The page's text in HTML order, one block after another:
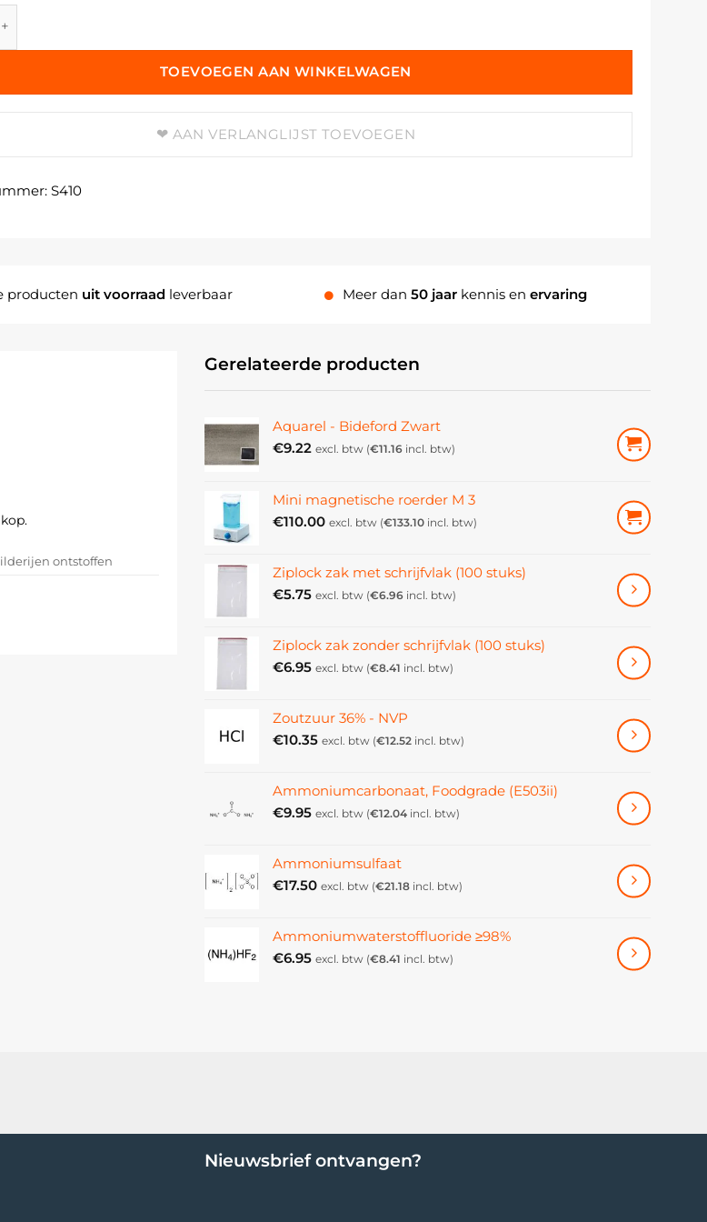
TOEVOEGEN AAN WINKELWAGEN
AAN VERLANGLIJST TOEVOEGEN
S410
producten uit voorraad leverbaar Meer dan 50 jaarkennis en ervaring
ontstoffen
Gerelateerde producten
Aquarel - Bideford Zwart
€9.22 excl. btw (€11.16 incl. btw)
Mini magnetische roerder M 3
€110.00 excl. btw (€133.10 incl. btw)
Ziplock zak met schrijfvlak (100 stuks)
€5.75 excl. btw (€6.96 incl. btw)
Ziplock zak zonder schrijfvlak (100 stuks)
€6.95 excl. btw (€8.41 incl. btw)
Zoutzuur 36% - NVP
€10.35 excl. btw (€12.52 incl. btw)
Ammoniumcarbonaat, Foodgrade (E503ii)
€9.95 excl. btw (€12.04 incl. btw)
Ammoniumsulfaat
€17.50 excl. btw (€21.18 incl. btw)
Ammoniumwaterstoffluoride ≥98%
€6.95 excl. btw (€8.41 incl. btw)
Nieuwsbrief ontvangen?